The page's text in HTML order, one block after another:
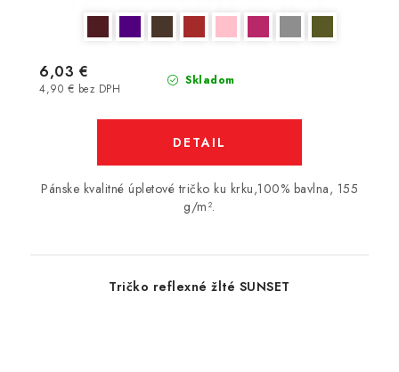
Skladom
4,90 € bez DPH
6,03 €
DETAIL
Pánske kvalitné úpletové tričko ku krku,100% bavlna, 155
g/m².
Tričko reflexné žlté SUNSET